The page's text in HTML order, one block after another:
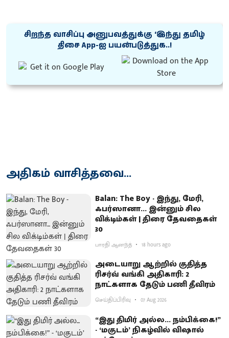
சிறந்த வாசிப்பு அனுபவத்துக்கு ‘இந்து தமிழ்
திசை App-ஐ பயன்படுத்துக..!
அதிகம் வாசித்தவை...
Balan: The Boy - இந்து, மேரி,
ஃபர்ஸானா... இன்னும் சில
விக்டிம்கள் | திரை தேவதைகள்
30
பாரதி ஆனந்த் 18 hours ago
அடையாறு ஆற்றில் குதித்த
ரிசர்வ் வங்கி அதிகாரி: 2
நாட்களாக தேடும் பணி தீவிரம்
செய்திப்பிரிவு 07 Aug 2026
“இது திமிர் அல்ல... நம்பிக்கை!”
- ‘மகுடம்’ நிகழ்வில் விஷால்